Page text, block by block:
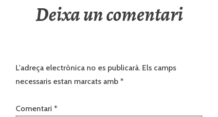
Deixa un comentari
L'adreça electrònica no es publicarà. Els camps
necessaris estan marcats amb *
Comentari *